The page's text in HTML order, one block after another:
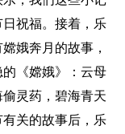
祝福。接着，乐
娥奔月的故事，
《嫦娥》：云母
灵药，碧海青天
关的故事后，乐